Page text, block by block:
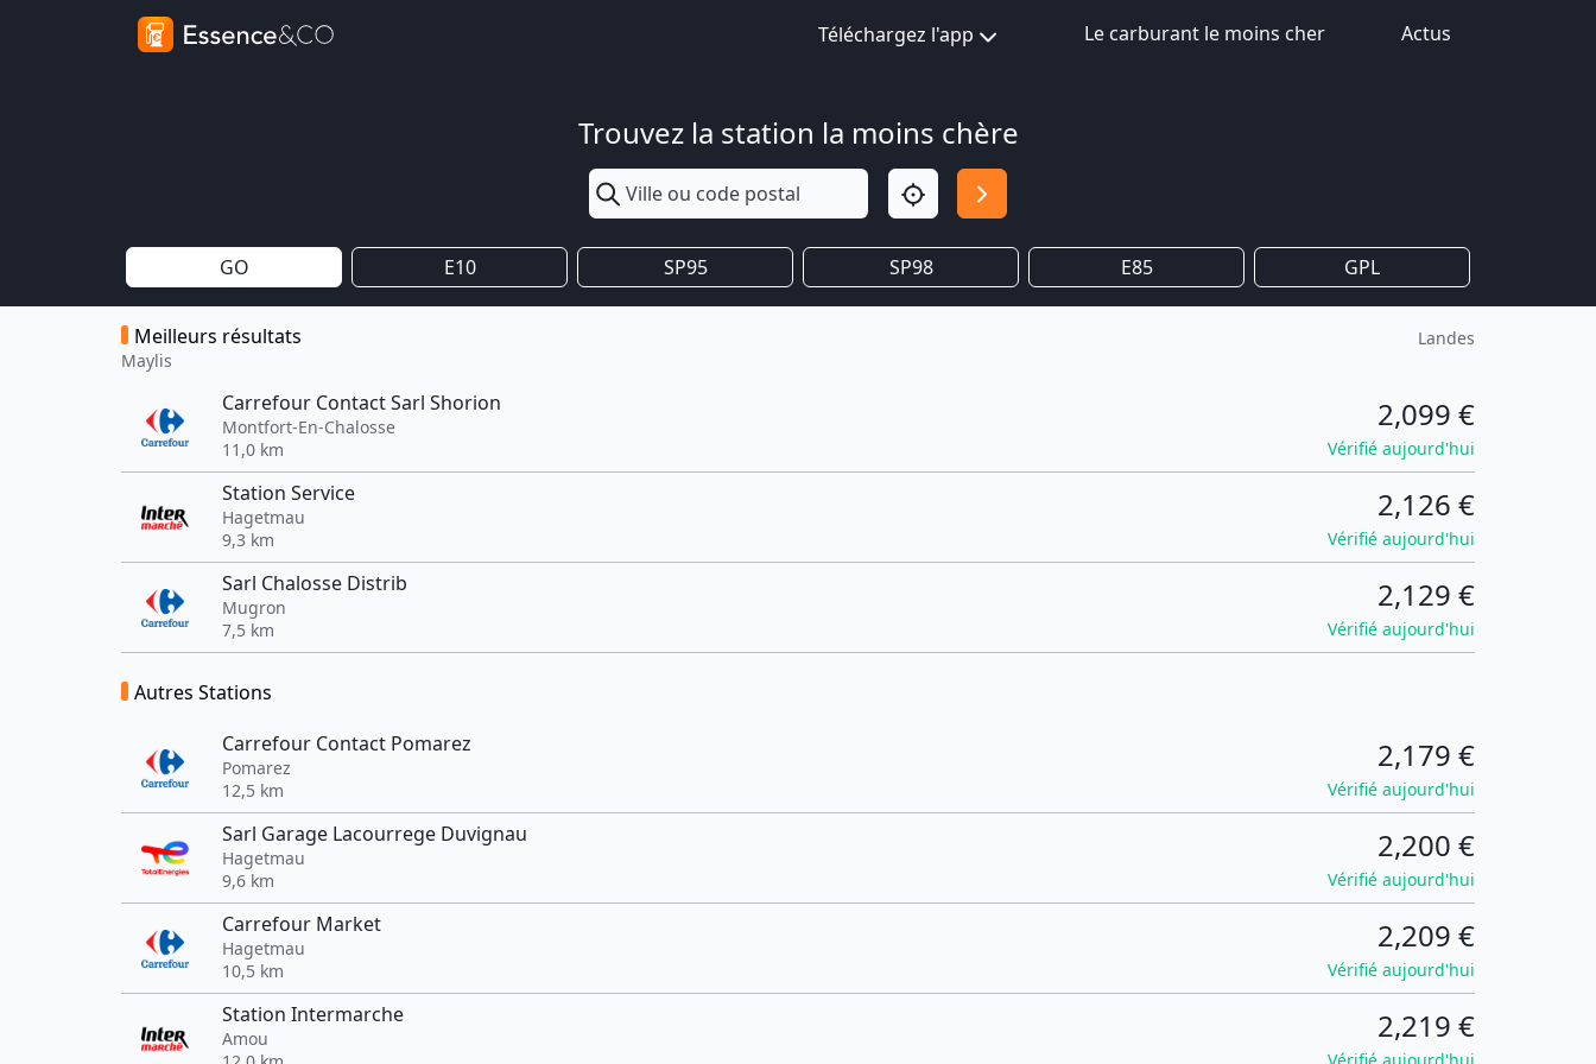
Téléchargez l'app Le carburant le moins cher Actus
Trouvez la station la moins chère
GO E10 SP95 SP98 E85 GPL
Meilleurs résultats
Maylis
Landes
Carrefour Contact Sarl Shorion
Montfort-En-Chalosse
11,0 km
2,099 €
Vérifié aujourd'hui
Station Service
Hagetmau
9,3 km
2,126 €
Vérifié aujourd'hui
Sarl Chalosse Distrib
Mugron
7,5 km
2,129 €
Vérifié aujourd'hui
Autres Stations
Carrefour Contact Pomarez
Pomarez
12,5 km
2,179 €
Vérifié aujourd'hui
Sarl Garage Lacourrege Duvignau
Hagetmau
9,6 km
2,200 €
Vérifié aujourd'hui
Carrefour Market
Hagetmau
10,5 km
2,209 €
Vérifié aujourd'hui
Station Intermarche
Amou
2,219 €